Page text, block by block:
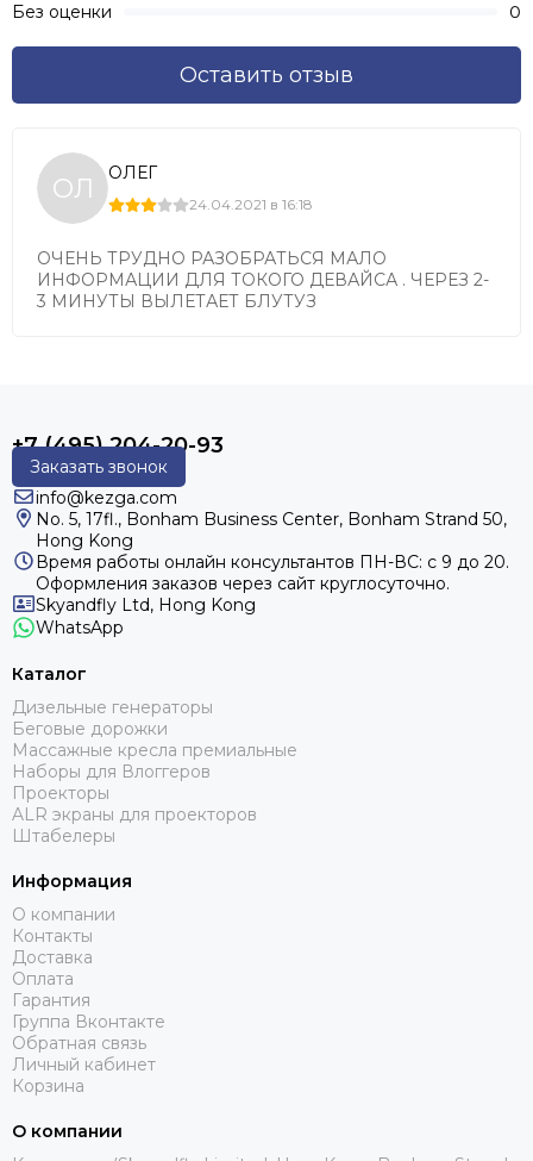
ОЛ ОЛЕГ
24.04.2021 в 16:18
ОЧЕНЬ ТРУДНО РАЗОБРАТЬСЯ МАЛО
ИНФОРМАЦИИ ДЛЯ ТОКОГО ДЕВАЙСА . ЧЕРЕЗ 2-
3 МИНУТЫ ВЫЛЕТАЕТ БЛУТУЗ
Без оценки
0
Оставить отзыв
+7 (495) 204-20-93
Заказать звонок
info@kezga.com
No. 5, 17fl., Bonham Business Center, Bonham Strand 50,
Hong Kong
Время работы онлайн консультантов ПН-ВС: с 9 до 20.
Оформления заказов через сайт круглосуточно.
Skyandfly Ltd, Hong Kong
WhatsApp
Каталог
Дизельные генераторы
Беговые дорожки
Массажные кресла премиальные
Наборы для Влоггеров
Проекторы
ALR экраны для проекторов
Штабелеры
Информация
О компании
Контакты
Доставка
Оплата
Гарантия
Группа Вконтакте
Обратная связь
Личный кабинет
Корзина
О компании